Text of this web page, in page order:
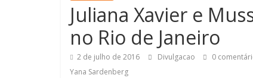
Juliana Xavier e
no Rio de Janeiro
2 de julho de 2016 Divulgacao 0
Yana Sardenberg